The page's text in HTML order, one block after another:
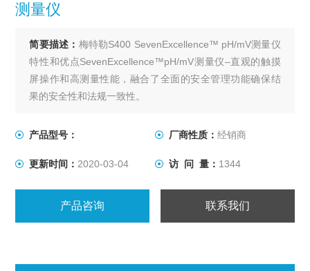
测量仪
简要描述： 梅特勒S400 SevenExcellence™ pH/mV测量仪
特性和优点SevenExcellence™pH/mV测量仪–直观的触摸
屏操作和高测量性能，融合了全面的安全管理功能确保结
果的安全性和法规一致性。
产品型号： 厂商性质： 经销商
更新时间： 2020-03-04 访 问 量： 1344
产品咨询 联系我们